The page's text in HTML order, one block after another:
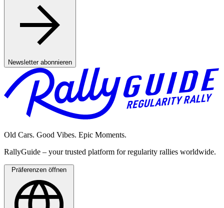
Newsletter abonnieren
Old Cars. Good Vibes. Epic Moments.
RallyGuide – your trusted platform for regularity rallies worldwide.
Präferenzen öffnen